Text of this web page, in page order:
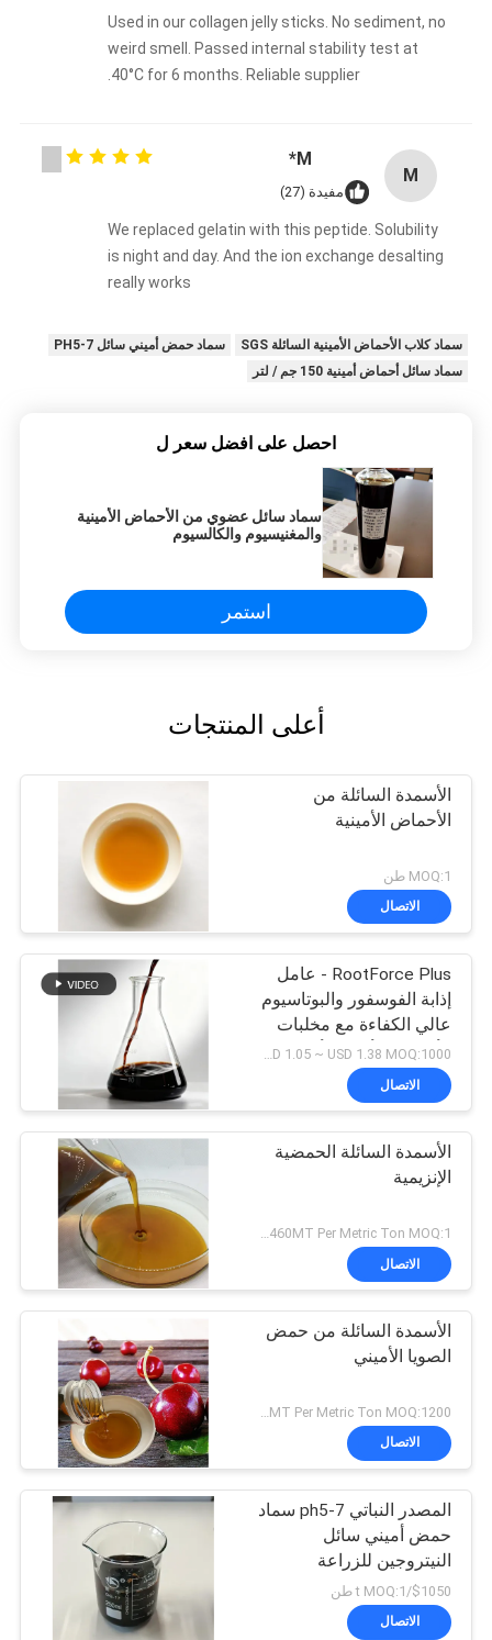
Used in our collagen jelly sticks. No sediment, no
weird smell. Passed internal stability test at
40°C for 6 months. Reliable supplier.
M
M*
مفيدة (27)
We replaced gelatin with this peptide. Solubility
is night and day. And the ion exchange desalting
really works
سماد كلاب الأحماض الأمينية السائلة SGS
سماد حمض أميني سائل PH5-7
سماد سائل أحماض أمينية 150 جم / لتر
احصل على افضل سعر ل
سماد سائل عضوي من الأحماض الأمينية
والمغنيسيوم والكالسيوم
استمر
أعلى المنتجات
الأسمدة السائلة من
الأحماض الأمينية
MOQ:1 طن
الاتصال
RootForce Plus - عامل
إذابة الفوسفور والبوتاسيوم
عالي الكفاءة مع مخلبات
الأحماض الأمينية لأنظمة
جذرية أقوى
USD 1.05 ~ USD 1.38 MOQ:1000 لتر
الاتصال
الأسمدة السائلة الحمضية
الإنزيمية
US$1380~1460MT Per Metric Ton MOQ:1 طن متري لكل شحنة
الاتصال
الأسمدة السائلة من حمض
الصويا الأميني
الاتصال
المصدر النباتي ph5-7 سماد
حمض أميني سائل
النيتروجين للزراعة
$1050/t MOQ:1 طن
الاتصال